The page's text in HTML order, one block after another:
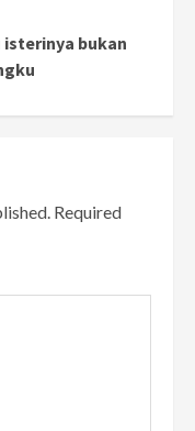
bukan
Required